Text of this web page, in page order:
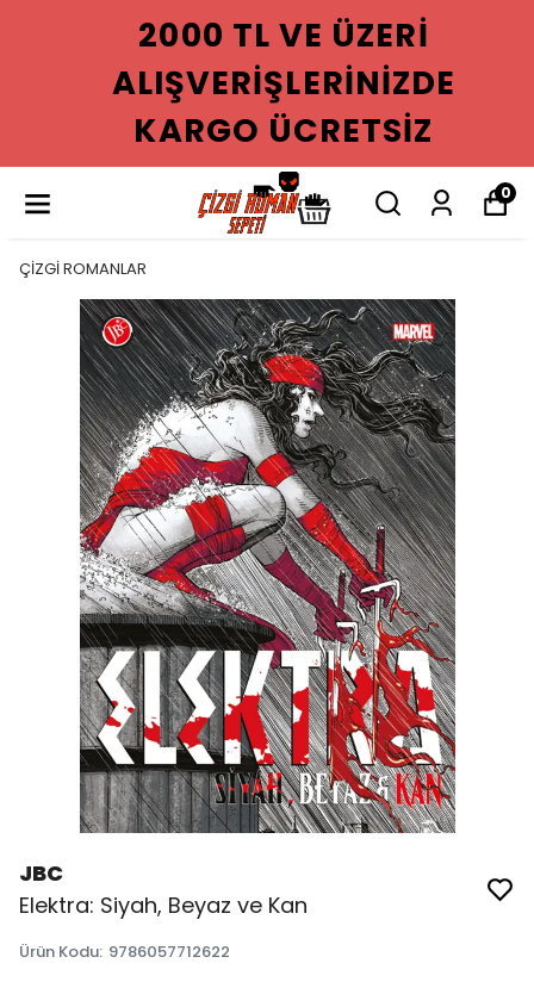
2000 TL VE ÜZERI
ALIŞVERIŞLERINIZDE
KARGO ÜCRETSIZ
0
ÇİZGİ ROMANLAR
JBC
Elektra: Siyah, Beyaz ve Kan
Ürün Kodu: 9786057712622